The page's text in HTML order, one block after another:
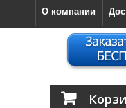
О компании